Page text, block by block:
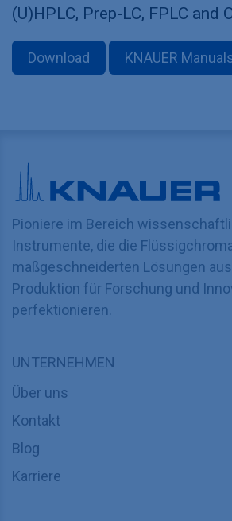
(U)HPLC, Prep-LC, FPLC and
Download KNAUER
Pioniere im Bereich
Instrumente, die die
maßgeschneiderten Lösungen
Produktion für Forschung und
perfektionieren.
UNTERNEHMEN
Über uns
Kontakt
Blog
Karriere